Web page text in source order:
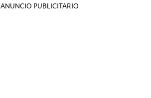
ANUNCIO PUBLICITARIO